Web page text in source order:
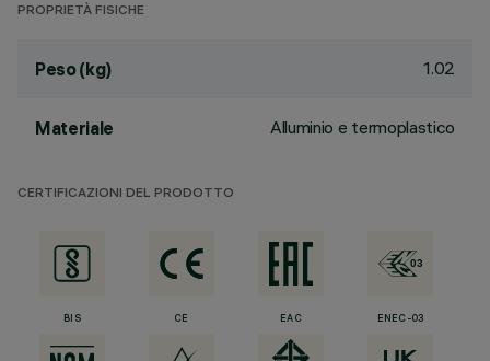
PROPRIETÀ FISICHE
Peso (kg) 1.02
Materiale Alluminio e termoplastico
CERTIFICAZIONI DEL PRODOTTO
BIS CE EAC ENEC-03